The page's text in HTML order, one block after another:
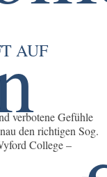
AUF
verbotene Gefühle
den richtigen Sog.
College –